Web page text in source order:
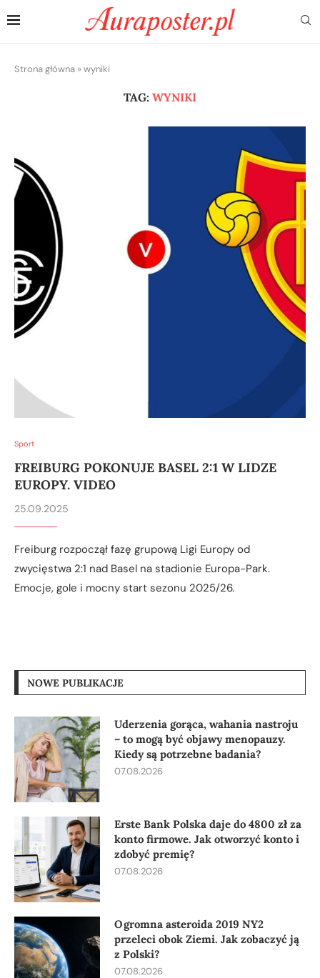
Strona główna » wyniki
TAG: WYNIKI
Sport
FREIBURG POKONUJE BASEL 2:1 W LIDZE
EUROPY. VIDEO
25.09.2025
Freiburg rozpoczął fazę grupową Ligi Europy od
zwycięstwa 2:1 nad Basel na stadionie Europa-Park.
Emocje, gole i mocny start sezonu 2025/26.
NOWE PUBLIKACJE
Uderzenia gorąca, wahania nastroju
– to mogą być objawy menopauzy.
Kiedy są potrzebne badania?
07.08.2026
Erste Bank Polska daje do 4800 zł za
konto firmowe. Jak otworzyć konto i
zdobyć premię?
07.08.2026
Ogromna asteroida 2019 NY2
przeleci obok Ziemi. Jak zobaczyć ją
z Polski?
07.08.2026